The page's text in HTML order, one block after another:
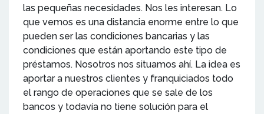
las pequeñas necesidades. Nos les interesan. Lo
que vemos es una distancia enorme entre lo que
pueden ser las condiciones bancarias y las
condiciones que están aportando este tipo de
préstamos. Nosotros nos situamos ahí. La idea es
aportar a nuestros clientes y franquiciados todo
el rango de operaciones que se sale de los
bancos y todavía no tiene solución para el